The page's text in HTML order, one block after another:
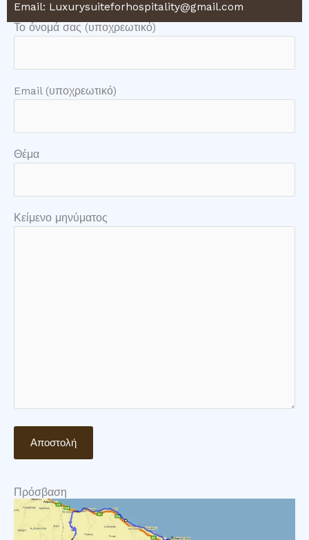
Email: Luxurysuiteforhospitality@gmail.com
Το όνομά σας (υποχρεωτικό)
Email (υποχρεωτικό)
Θέμα
Κείμενο μηνύματος
Πρόσβαση